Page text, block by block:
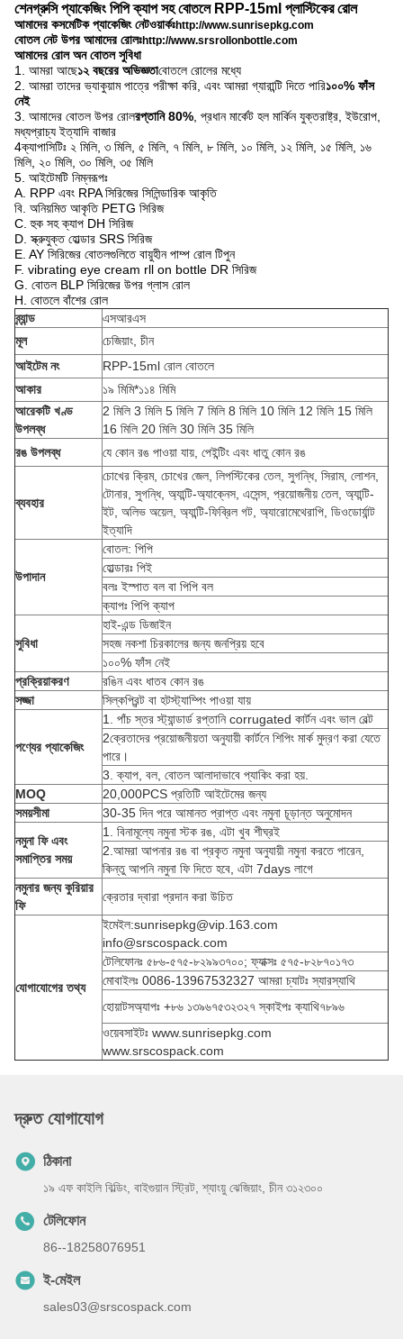
শেনগ্রুসি প্যাকেজিং পিপি ক্যাপ সহ বোতলে RPP-15ml প্লাস্টিকের রোল
আমাদের কসমেটিক প্যাকেজিং নেটওয়ার্কঃhttp://www.sunrisepkg.com
বোতল নেট উপর আমাদের রোলঃhttp://www.srsrollonbottle.com
আমাদের রোল অন বোতল সুবিধা
1. আমরা আছে১২ বছরের অভিজ্ঞতাবোতলে রোলের মধ্যে
2. আমরা তাদের ভ্যাকুয়াম পাত্রে পরীক্ষা করি, এবং আমরা গ্যারান্টি দিতে পারি১০০% ফাঁস
নেই
3. আমাদের বোতল উপর রোলরপ্তানি 80% , প্রধান মার্কেট হল মার্কিন যুক্তরাষ্ট্র, ইউরোপ,
মধ্যপ্রাচ্য ইত্যাদি বাজার
4ক্যাপাসিটিঃ ২ মিলি, ৩ মিলি, ৫ মিলি, ৭ মিলি, ৮ মিলি, ১০ মিলি, ১২ মিলি, ১৫ মিলি, ১৬
মিলি, ২০ মিলি, ৩০ মিলি, ৩৫ মিলি
5. আইটেমটি নিম্নরূপঃ
A. RPP এবং RPA সিরিজের সিলিন্ডারিক আকৃতি
বি. অনিয়মিত আকৃতি PETG সিরিজ
C. হুক সহ ক্যাপ DH সিরিজ
D. স্ক্রুযুক্ত হোল্ডার SRS সিরিজ
E. AY সিরিজের বোতলগুলিতে বায়ুহীন পাম্প রোল টিপুন
F. vibrating eye cream rll on bottle DR সিরিজ
G. বোতল BLP সিরিজের উপর গ্লাস রোল
H. বোতলে বাঁশের রোল
ব্র্যান্ড
এসআরএস
মূল
চেজিয়াং, চীন
আইটেম নং
RPP-15ml রোল বোতলে
আকার
১৯ মিমি*১১৪ মিমি
আরেকটি খণ্ড
উপলব্ধ
2 মিলি 3 মিলি 5 মিলি 7 মিলি 8 মিলি 10 মিলি 12 মিলি 15 মিলি
16 মিলি 20 মিলি 30 মিলি 35 মিলি
রঙ উপলব্ধ
যে কোন রঙ পাওয়া যায়, পেইন্টিং এবং ধাতু কোন রঙ
ব্যবহার
চোখের ক্রিম, চোখের জেল, লিপস্টিকের তেল, সুগন্ধি, সিরাম, লোশন,
টোনার, সুগন্ধি, অ্যান্টি-অ্যাক্নেস, এসেন্স, প্রয়োজনীয় তেল, অ্যান্টি-
ইট, অলিভ অয়েল, অ্যান্টি-ফিব্রিল গট, অ্যারোমেথেরাপি, ডিওডোর্যান্ট
ইত্যাদি
উপাদান
বোতল: পিপি
হোল্ডারঃ পিই
বলঃ ইস্পাত বল বা পিপি বল
ক্যাপঃ পিপি ক্যাপ
সুবিধা
হাই-এন্ড ডিজাইন
সহজ নকশা চিরকালের জন্য জনপ্রিয় হবে
১০০% ফাঁস নেই
প্রক্রিয়াকরণ
রঙিন এবং ধাতব কোন রঙ
সজ্জা
সিল্কপ্রিন্ট বা হটস্ট্যাম্পিং পাওয়া যায়
পণ্যের প্যাকেজিং
1. পাঁচ স্তর স্ট্যান্ডার্ড রপ্তানি corrugated কার্টন এবং ভাল বেল্ট
2ক্রেতাদের প্রয়োজনীয়তা অনুযায়ী কার্টনে শিপিং মার্ক মুদ্রণ করা যেতে
পারে।
3. ক্যাপ, বল, বোতল আলাদাভাবে প্যাকিং করা হয়.
MOQ
20,000PCS প্রতিটি আইটেমের জন্য
সময়সীমা
30-35 দিন পরে আমানত প্রাপ্ত এবং নমুনা চূড়ান্ত অনুমোদন
নমুনা ফি এবং
সমাপ্তির সময়
1. বিনামূল্যে নমুনা স্টক রঙ, এটা খুব শীঘ্রই
2.আমরা আপনার রঙ বা প্রকৃত নমুনা অনুযায়ী নমুনা করতে পারেন,
কিন্তু আপনি নমুনা ফি দিতে হবে, এটা 7days লাগে
নমুনার জন্য কুরিয়ার
ফি
ক্রেতার দ্বারা প্রদান করা উচিত
যোগাযোগের তথ্য
ইমেইল:sunrisepkg@vip.163.com
info@srscospack.com
টেলিফোনঃ ৫৮৬-৫৭৫-৮২৯৯৩৭০০; ফ্যাক্সঃ ৫৭৫-৮২৮৭০১৭৩
মোবাইলঃ 0086-13967532327 আমরা চ্যাটঃ স্যারস্যাথি
হোয়াটসঅ্যাপঃ +৮৬ ১৩৯৬৭৫৩২৩২৭ স্কাইপঃ ক্যাথি৭৮৯৬
ওয়েবসাইটঃ www.sunrisepkg.com
www.srscospack.com
দ্রুত যোগাযোগ
ঠিকানা
১৯ এফ কাইলি বিল্ডিং, বাইগুয়ান স্ট্রিট, শ্যাংয়ু ঝেজিয়াং, চীন ৩১২৩০০
টেলিফোন
86--18258076951
ই-মেইল
sales03@srscospack.com